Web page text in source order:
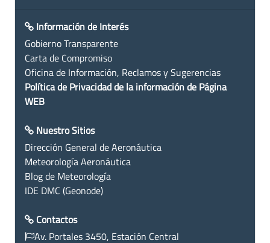
Información de Interés
Gobierno Transparente
Carta de Compromiso
Oficina de Información, Reclamos y Sugerencias
Política de Privacidad de la información de Página
WEB
Nuestro Sitios
Dirección General de Aeronáutica
Meteorología Aeronáutica
Blog de Meteorología
IDE DMC (Geonode)
Contactos
Av. Portales 3450, Estación Central